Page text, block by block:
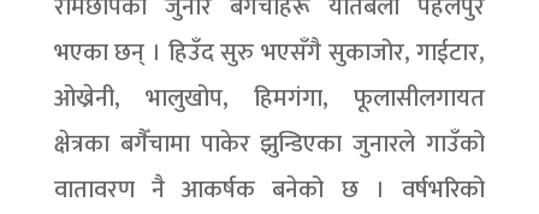
भएका छन् । हिउँद सुरु भएसँगै सुकाजोर, गाईटार,
ओख्रेनी, भालुखोप, हिमगंगा, फूलासीलगायत
क्षेत्रका बगैँचामा पाकेर झुन्डिएका जुनारले गाउँको
वातावरण नै आकर्षक बनेको छ । वर्षभरिको